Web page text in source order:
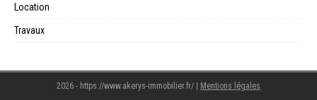
Location
Travaux
2026 - https://www.akerys-immobilier.fr/ | Mentions légales